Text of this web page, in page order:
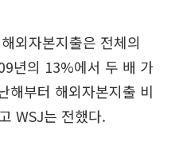
외자본지출은 전체의
년의 13%에서 두 배 가
해부터 해외자본지출 비
WSJ는 전했다.